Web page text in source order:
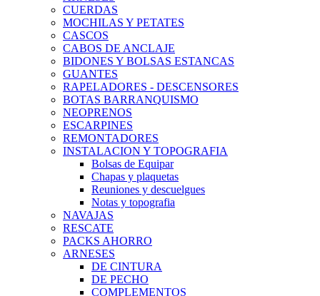
CUERDAS
MOCHILAS Y PETATES
CASCOS
CABOS DE ANCLAJE
BIDONES Y BOLSAS ESTANCAS
GUANTES
RAPELADORES - DESCENSORES
BOTAS BARRANQUISMO
NEOPRENOS
ESCARPINES
REMONTADORES
INSTALACION Y TOPOGRAFIA
Bolsas de Equipar
Chapas y plaquetas
Reuniones y descuelgues
Notas y topografia
NAVAJAS
RESCATE
PACKS AHORRO
ARNESES
DE CINTURA
DE PECHO
COMPLEMENTOS